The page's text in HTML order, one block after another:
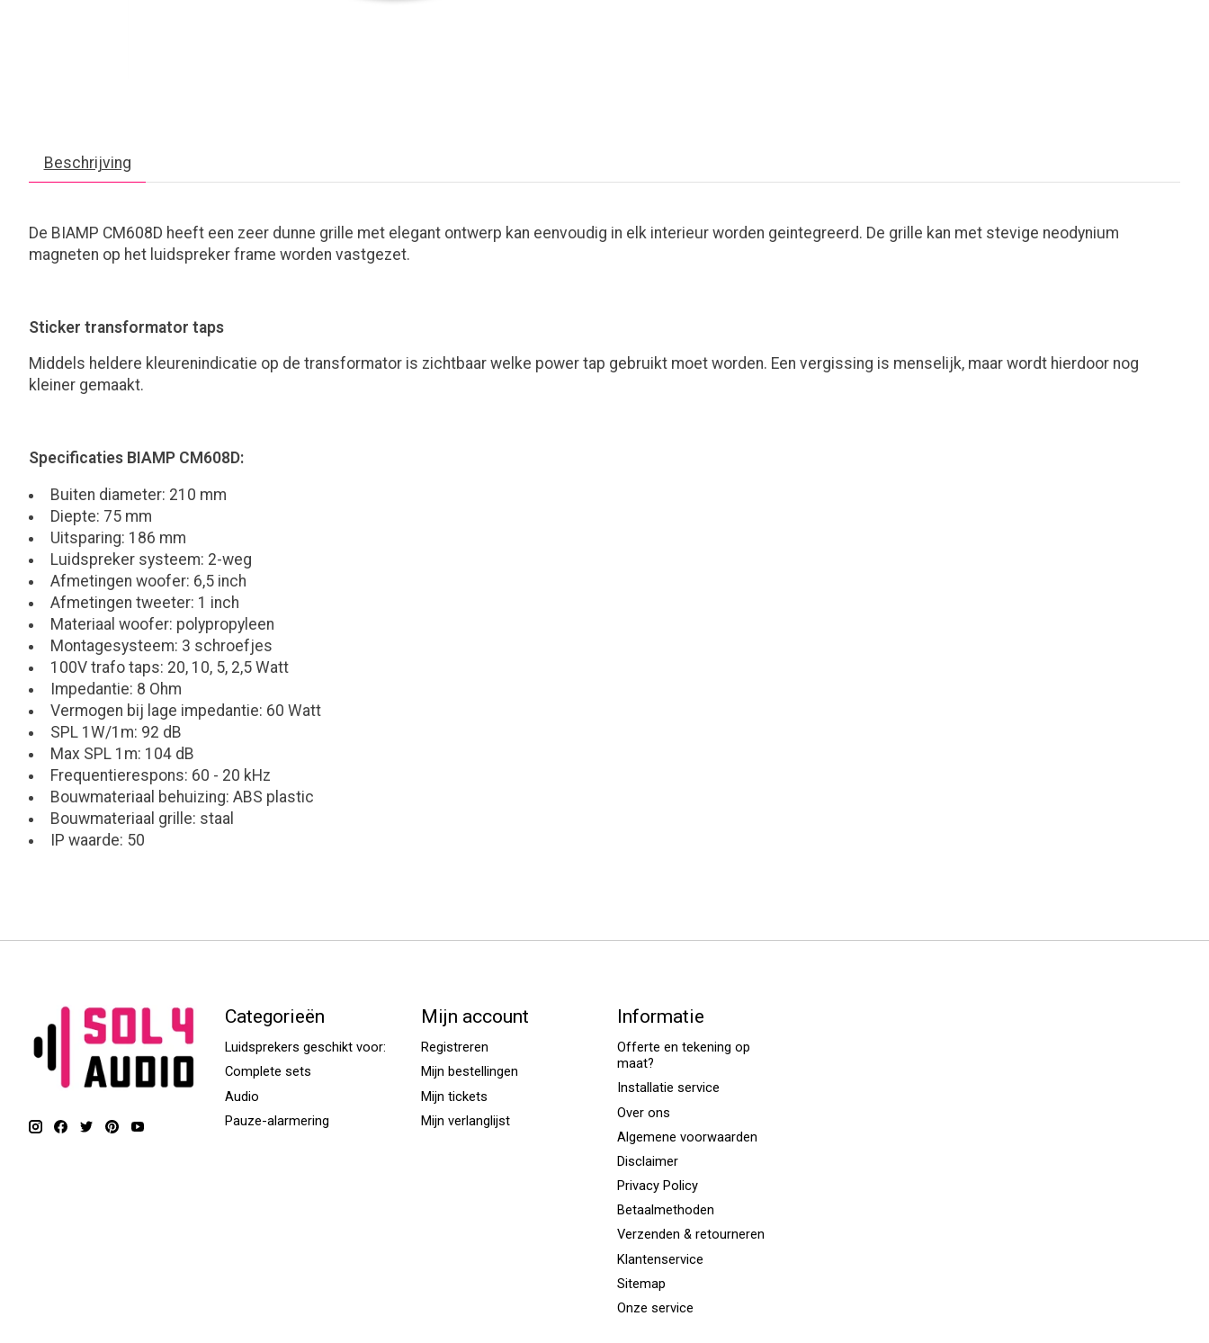
Beschrijving
De BIAMP CM608D heeft een zeer dunne grille met elegant ontwerp kan eenvoudig in elk interieur worden geintegreerd. De grille kan met stevige neodynium
magneten op het luidspreker frame worden vastgezet.
Sticker transformator taps
Middels heldere kleurenindicatie op de transformator is zichtbaar welke power tap gebruikt moet worden. Een vergissing is menselijk, maar wordt hierdoor nog
kleiner gemaakt.
Specificaties BIAMP CM608D:
Buiten diameter: 210 mm
Diepte: 75 mm
Uitsparing: 186 mm
Luidspreker systeem: 2-weg
Afmetingen woofer: 6,5 inch
Afmetingen tweeter: 1 inch
Materiaal woofer: polypropyleen
Montagesysteem: 3 schroefjes
100V trafo taps: 20, 10, 5, 2,5 Watt
Impedantie: 8 Ohm
Vermogen bij lage impedantie: 60 Watt
SPL 1W/1m: 92 dB
Max SPL 1m: 104 dB
Frequentierespons: 60 - 20 kHz
Bouwmateriaal behuizing: ABS plastic
Bouwmateriaal grille: staal
IP waarde: 50
Categorieën
Luidsprekers geschikt voor:
Complete sets
Audio
Pauze-alarmering
Mijn account
Registreren
Mijn bestellingen
Mijn tickets
Mijn verlanglijst
Informatie
Offerte en tekening op
maat?
Installatie service
Over ons
Algemene voorwaarden
Disclaimer
Privacy Policy
Betaalmethoden
Verzenden & retourneren
Klantenservice
Sitemap
Onze service